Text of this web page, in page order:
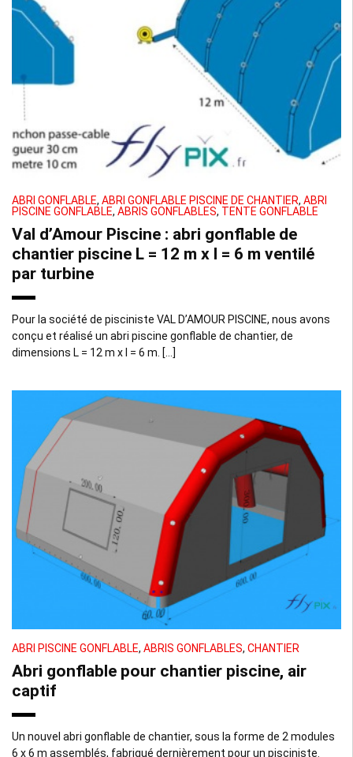
ABRI GONFLABLE, ABRI GONFLABLE PISCINE DE CHANTIER, ABRI
PISCINE GONFLABLE, ABRIS GONFLABLES, TENTE GONFLABLE
Val d’Amour Piscine : abri gonflable de
chantier piscine L = 12 m x l = 6 m ventilé
par turbine
Pour la société de pisciniste VAL D’AMOUR PISCINE, nous avons
conçu et réalisé un abri piscine gonflable de chantier, de
dimensions L = 12 m x l = 6 m. […]
ABRI PISCINE GONFLABLE, ABRIS GONFLABLES, CHANTIER
Abri gonflable pour chantier piscine, air
captif
Un nouvel abri gonflable de chantier, sous la forme de 2 modules
6 x 6 m assemblés, fabriqué dernièrement pour un pisciniste.